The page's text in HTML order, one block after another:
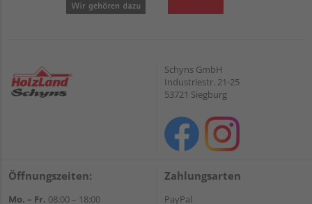
Schyns GmbH
Industriestr. 21-25
53721 Siegburg
Öffnungszeiten:
Mo. – Fr. 08:00 – 18:00
Zahlungsarten
PayPal